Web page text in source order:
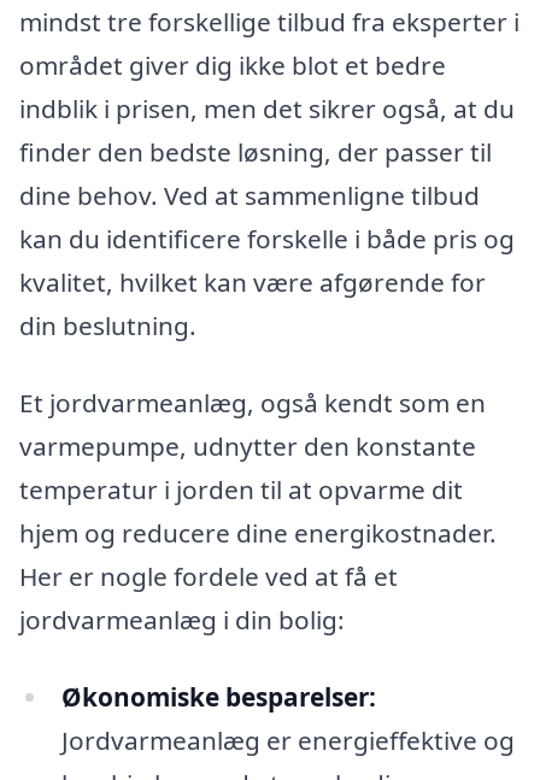
mindst tre forskellige tilbud fra eksperter i
området giver dig ikke blot et bedre
indblik i prisen, men det sikrer også, at du
finder den bedste løsning, der passer til
dine behov. Ved at sammenligne tilbud
kan du identificere forskelle i både pris og
kvalitet, hvilket kan være afgørende for
din beslutning.
Et jordvarmeanlæg, også kendt som en
varmepumpe, udnytter den konstante
temperatur i jorden til at opvarme dit
hjem og reducere dine energikostnader.
Her er nogle fordele ved at få et
jordvarmeanlæg i din bolig:
Økonomiske besparelser:
Jordvarmeanlæg er energieffektive og